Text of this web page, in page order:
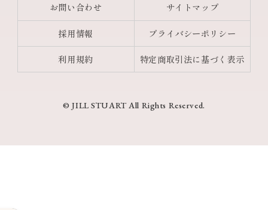
お問い合わせ サイトマップ
採用情報 プライバシーポリシー
利用規約 特定商取引法に基づく表示
© JILL STUART All Rights Reserved.